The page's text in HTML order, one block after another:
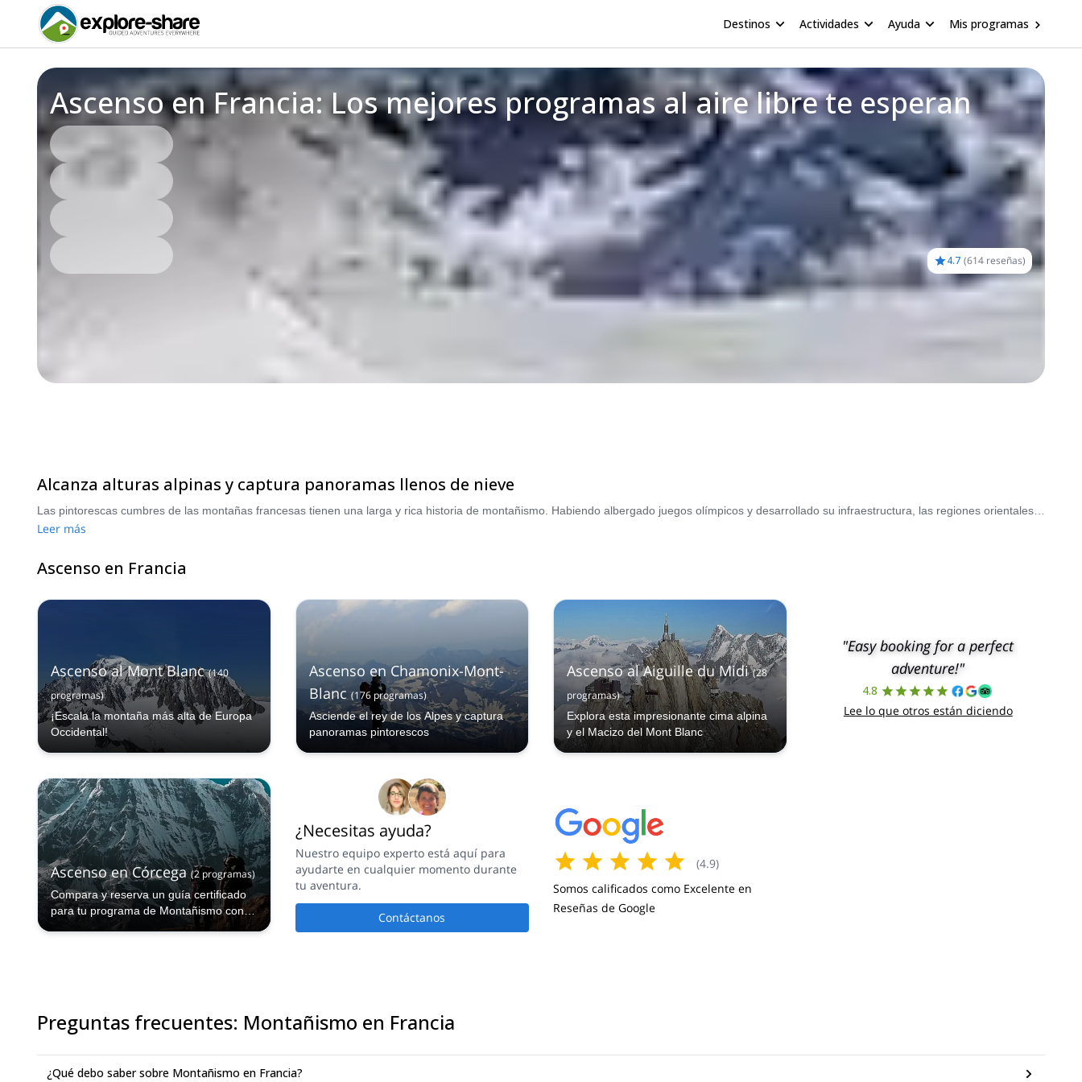
Destinos Actividades Ayuda Mis programas
Ascenso en Francia: Los mejores programas al aire libre te esperan
4.7 (614 reseñas)
Alcanza alturas alpinas y captura panoramas llenos de nieve
Leer más
Ascenso en Francia
Ascenso al Mont Blanc (140
programas)
¡Escala la montaña más alta de Europa
Occidental!
Ascenso en Chamonix-Mont-
Blanc (176 programas)
Asciende el rey de los Alpes y captura
panoramas pintorescos
Ascenso al Aiguille du Midi (28
programas)
Explora esta impresionante cima alpina
y el Macizo del Mont Blanc
"Easy booking for a perfect
adventure!"
4.8
Lee lo que otros están diciendo
Ascenso en Córcega (2 programas)
Compara y reserva un guía certificado
para tu programa de Montañismo con
Explore-Share.com: más de 1000 guías,
¿Necesitas ayuda?
Nuestro equipo experto está aquí para
ayudarte en cualquier momento durante
tu aventura.
Contáctanos
(4.9)
Somos calificados como Excelente en
Reseñas de Google
Preguntas frecuentes: Montañismo en Francia
¿Qué debo saber sobre Montañismo en Francia?